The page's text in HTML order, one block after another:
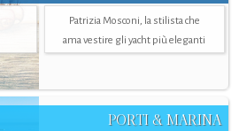
Patrizia Mosconi, la stilista che
ama vestire gli yacht più eleganti
PORTI & MARINA